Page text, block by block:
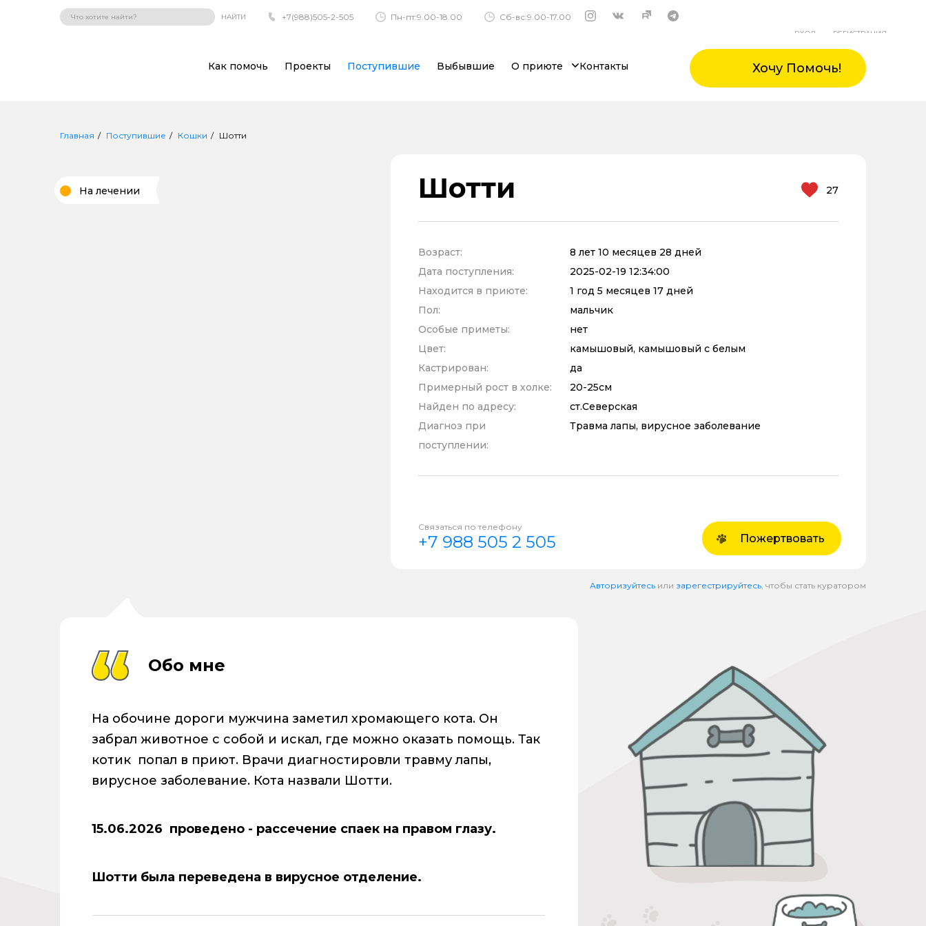
НАЙТИ +7(988)505-2-505 Пн-пт:9.00-18.00 Сб-вс:9.00-17.00
ВХОД РЕГИСТРАЦИЯ
Как помочь Проекты Поступившие Выбывшие О приюте Контакты Хочу Помочь!
Главная Поступившие Кошки Шотти
На лечении Шотти 27
Возраст:
8 лет 10 месяцев 28 дней
Дата поступления:
2025-02-19 12:34:00
Находится в приюте:
1 год 5 месяцев 17 дней
Пол:
мальчик
Особые приметы:
нет
Цвет:
камышовый, камышовый с белым
Кастрирован:
да
Примерный рост в холке:
20-25см
Найден по адресу:
ст.Северская
Диагноз при
поступлении:
Травма лапы, вирусное заболевание
Связаться по телефону
+7 988 505 2 505 Пожертвовать
Авторизуйтесь или зарегестрируйтесь , чтобы стать куратором
Обо мне
На обочине дороги мужчина заметил хромающего кота. Он
забрал животное с собой и искал, где можно оказать помощь. Так
котик попал в приют. Врачи диагностировли травму лапы,
вирусное заболевание. Кота назвали Шотти.
15.06.2026 проведено - рассечение спаек на правом глазу.
Шотти была переведена в вирусное отделение.